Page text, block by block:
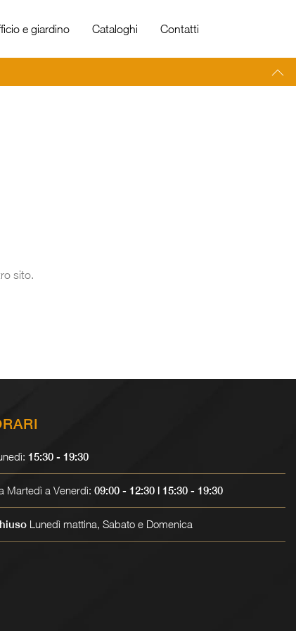
e giardino Cataloghi Contatti
sito.
15:30 - 19:30
Martedì a Venerdì: 09:00 - 12:30 | 15:30 - 19:30
Lunedì mattina, Sabato e Domenica